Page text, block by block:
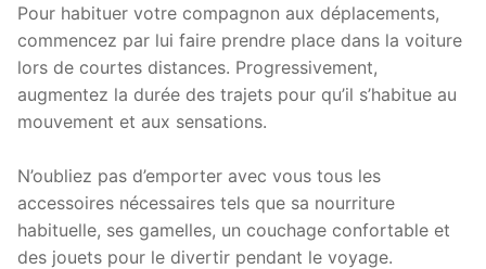
Pour habituer votre compagnon aux déplacements,
commencez par lui faire prendre place dans la voiture
lors de courtes distances. Progressivement,
augmentez la durée des trajets pour qu’il s’habitue au
mouvement et aux sensations.
N’oubliez pas d’emporter avec vous tous les
accessoires nécessaires tels que sa nourriture
habituelle, ses gamelles, un couchage confortable et
des jouets pour le divertir pendant le voyage.